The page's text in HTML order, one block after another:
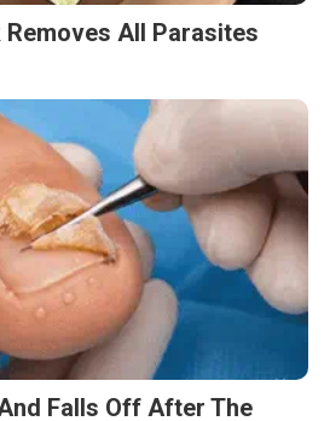
All Parasites
Falls Off After The